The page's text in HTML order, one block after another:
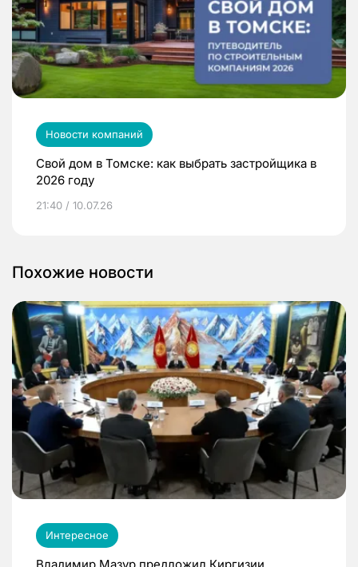
Новости компаний
Свой дом в Томске: как выбрать застройщика в
2026 году
21:40 / 10.07.26
Похожие новости
Интересное
Владимир Мазур предложил Киргизии